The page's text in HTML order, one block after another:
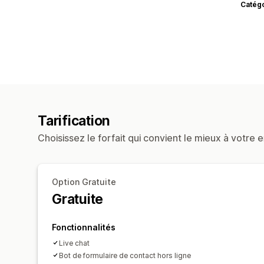
Tarification
Choisissez le forfait qui convient le mieux à votre
Option Gratuite
Gratuite
Fonctionnalités
Live chat
Bot de formulaire de contact hors ligne